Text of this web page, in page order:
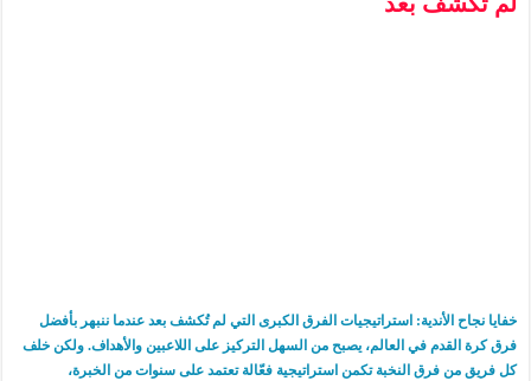
خفايا نجاح الأندية: استراتيجيات الفرق الكبرى التي لم تُكشف بعد عندما ننبهر بأفضل
فرق كرة القدم في العالم، يصبح من السهل التركيز على اللاعبين والأهداف. ولكن خلف
كل فريق من فرق النخبة تكمن استراتيجية فعّالة تعتمد على سنوات من الخبرة،